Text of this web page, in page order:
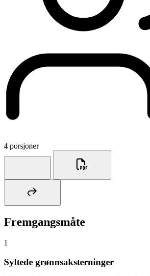
4 porsjoner
Fremgangsmåte
1
Syltede grønnsaksterninger